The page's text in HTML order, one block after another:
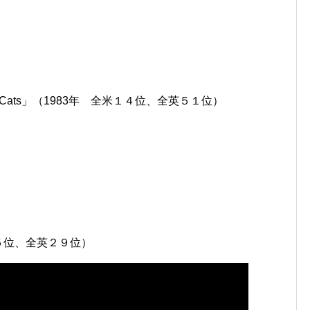
」（1983年 全米１４位、全英５１位）
、全英２９位）